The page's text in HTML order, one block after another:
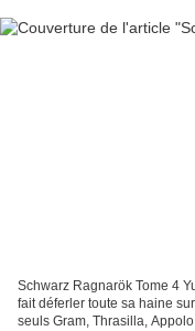
Schwarz Ragnarök Tome 4
fait déferler toute sa haine
seuls Gram, Thrasilla,